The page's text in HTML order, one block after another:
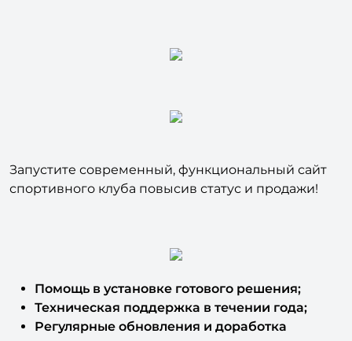
Запустите современный, функциональный сайт
спортивного клуба повысив статус и продажи!
Помощь в установке готового решения;
Техническая поддержка в течении года;
Регулярные обновления и доработка